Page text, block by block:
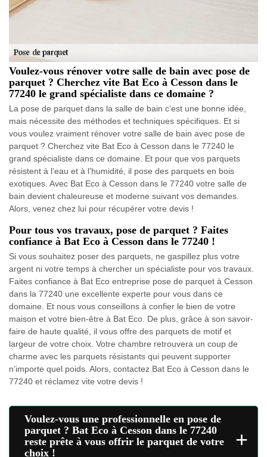
Voulez-vous rénover votre salle de bain avec pose de
parquet ? Cherchez vite Bat Eco à Cesson dans le
77240 le grand spécialiste dans ce domaine ?
La pose de parquet dans la salle de bain c’est une bonne idée,
mais nécessite des méthodes et techniques spécifiques. Et si
vous voulez vraiment rénover votre salle de bain avec pose de
parquet ? Cherchez vite Bat Eco à Cesson dans le 77240 le
grand spécialiste dans ce domaine. Et pour que vos parquets
résistent à l’eau et à l’humidité, il pose des parquets en bois
exotiques. Avec Bat Eco à Cesson dans le 77240 votre salle de
bain devient chaleureuse et moderne suivant vos demandes.
Alors, venez chez lui pour récupérer votre devis !
Pour tous vos travaux, pose de parquet ? Faites
confiance à Bat Eco à Cesson dans le 77240 !
Si vous souhaitez poser des parquets, ne gaspillez plus votre
argent ni votre temps à chercher un spécialiste pour vos travaux.
Faites confiance à Bat Eco entreprise pose de parquet à Cesson
dans la 77240 une excellente experte pour vous dans ce
domaine. Et nous vous conseillons à confier le bien de votre
maison et votre bien-être à Bat Eco. De plus, grâce à son savoir-
faire de haute qualité, il vous offre des parquets de motif et
largeur de votre choix. Votre chambre retrouvera un coup de
charme avec les parquets résistants qui peuvent supporter
n’importe quel poids. Alors, contactez Bat Eco à Cesson dans le
77240 et réclamez vite votre devis !
Voulez-vous une professionnelle en pose de
parquet ? Bat Eco à Cesson dans le 77240
reste prête à vous offrir le parquet de votre
choix !
+